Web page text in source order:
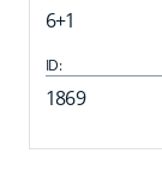
6+1
ID:
1869